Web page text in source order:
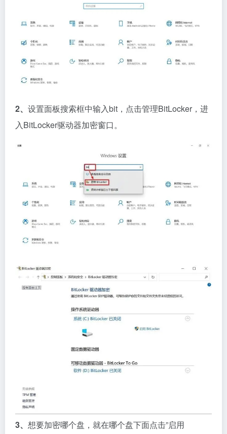
2、 设置面板搜索框中输入bit，点击管理BitLocker，进
入BitLocker驱动器加密窗口。
3、 想要加密哪个盘，就在哪个盘下面点击”启用